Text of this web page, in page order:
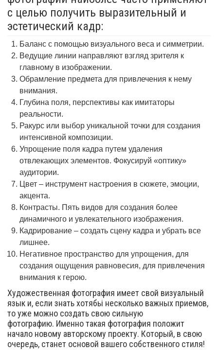
с целью получить выразительный и
эстетический кадр:
Баланс с помощью визуального веса и симметрии.
Ведущие линии направляют взгляд зрителя к
главному в изображении.
Обрамление предмета для привлечения к нему
внимания.
Глубина поля, перспективы как имитаторы
реальности.
Ракурс или выбор уникальной точки для создания
интенсивной композиции.
Упрощение поля кадра путем удаления
отвлекающих элементов. Фокусируй «оптику»
аудитории.
Цвет – инструмент настроения в сюжете, эмоции,
акцента.
Контрасты. Пять видов для создания более
динамичного и увлекательного изображения.
Кадрирование – создать сцену кадра и убрать все
лишнее.
Негативное пространство для упрощения, для
создания ощущения равновесия, для привлечения
внимания к герою.
Художественная фотография имеет свой визуальный
язык и, если знать хотябьі несколько важных приемов,
то уже можно создать свою сильную
фотографию. Именно такая фотография положит
начало новому авторскому проекту. Который, в свою
очередь, станет основой вашего собственного стиля!